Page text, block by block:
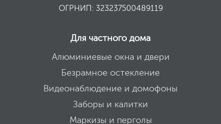
ОГРНИП: 323237500489119
Для частного дома
Алюминиевые окна и двери
Безрамное остекление
Видеонаблюдение и домофоны
Заборы и калитки
Маркизы и перголы